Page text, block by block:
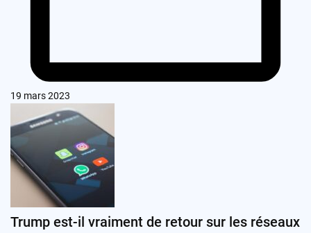
19 mars 2023
Trump est-il vraiment de retour sur les réseaux